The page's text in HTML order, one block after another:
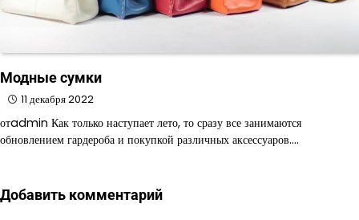
Модные сумки
11 декабря 2022
отadmin Как только наступает лето, то сразу все занимаются
обновлением гардероба и покупкой различных аксессуаров.…
Добавить комментарий